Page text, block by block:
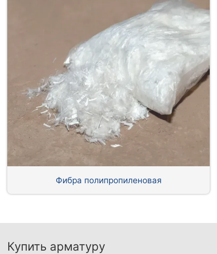
Фибра полипропиленовая
Купить арматуру